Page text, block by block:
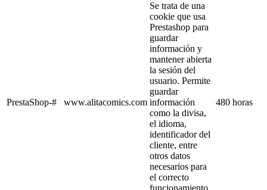
PrestaShop-# www.alitacomics.com
Se trata de una
cookie que usa
Prestashop para
guardar
información y
mantener abierta
la sesión del
usuario. Permite
guardar
información
como la divisa,
el idioma,
identificador del
cliente, entre
otros datos
necesarios para
el correcto
480 horas